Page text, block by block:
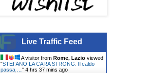
Live Traffic Feed
A visitor from Rome, Lazio viewed
"STEFANO LA CARA STRONG: Il caldo
passa,… " 4 hrs 37 mins ago